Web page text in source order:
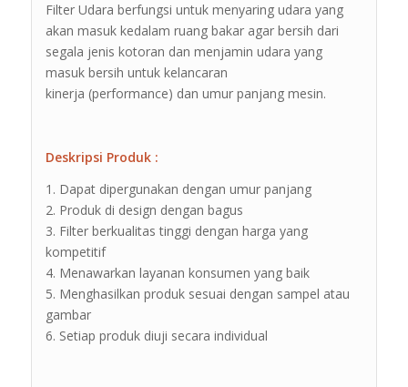
Filter Udara berfungsi untuk menyaring udara yang
akan masuk kedalam ruang bakar agar bersih dari
segala jenis kotoran dan menjamin udara yang
masuk bersih untuk kelancaran
kinerja (performance) dan umur panjang mesin.
Deskripsi Produk :
1. Dapat dipergunakan dengan umur panjang
2. Produk di design dengan bagus
3. Filter berkualitas tinggi dengan harga yang
kompetitif
4. Menawarkan layanan konsumen yang baik
5. Menghasilkan produk sesuai dengan sampel atau
gambar
6. Setiap produk diuji secara individual